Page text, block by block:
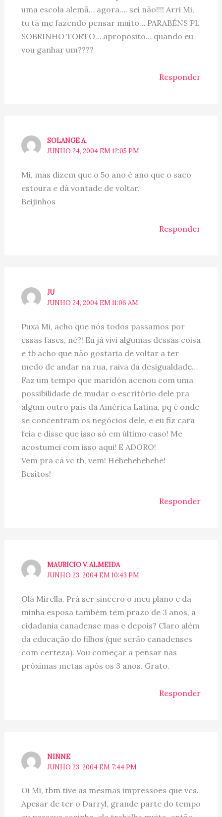
uma escola alemã… agora…. sei não!!!! Arri Mi,
tu tá me fazendo pensar muito… PARABÉNS PL
SOBRINHO TORTO… aproposito… quando eu
vou ganhar um????
Responder
SOLANGE A.
JUNHO 24, 2004 EM 12:05 PM
Mi, mas dizem que o 5o ano é ano que o saco
estoura e dá vontade de voltar.
Beijinhos
Responder
JU
JUNHO 24, 2004 EM 11:06 AM
Puxa Mi, acho que nós todos passamos por
essas fases, né?! Eu já vivi algumas dessas coisa
e tb acho que não gostaria de voltar a ter
medo de andar na rua, raiva da desigualdade…
Faz um tempo que maridón acenou com uma
possibilidade de mudar o escritório dele pra
algum outro país da América Latina, pq é onde
se concentram os negócios dele, e eu fiz cara
feia e disse que isso só em último caso! Me
acostumei com isso aqui! E ADORO!
Vem pra cá vc tb, vem! Hehehehehehe!
Besitos!
Responder
MAURICIO V. ALMEIDA
JUNHO 23, 2004 EM 10:43 PM
Olá Mirella. Prá ser sincero o meu plano e da
minha esposa também tem prazo de 3 anos, a
cidadania canadense mas e depois? Claro além
da educação do filhos (que serão canadenses
com certeza). Vou começar a pensar nas
próximas metas após os 3 anos. Grato.
Responder
NINNE
JUNHO 23, 2004 EM 7:44 PM
Oi Mi, tbm tive as mesmas impressões que vcs.
Apesar de ter o Darryl, grande parte do tempo